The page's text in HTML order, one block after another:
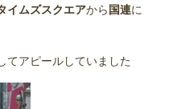
イムズスクエアから 国連に
てアピールしていました